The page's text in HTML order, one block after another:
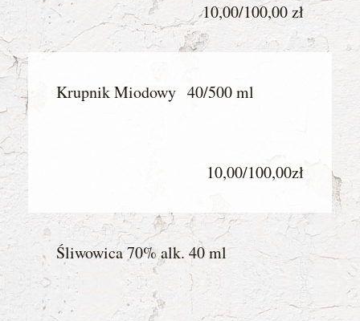
10,00/100,00 zł
Krupnik Miodowy 40/500 ml
10,00/100,00zł
Śliwowica 70% alk. 40 ml